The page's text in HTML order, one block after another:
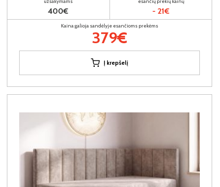
400€ - 21€
Kaina galioja sandėlyje esančioms prekėms
379€
Į krepšelį